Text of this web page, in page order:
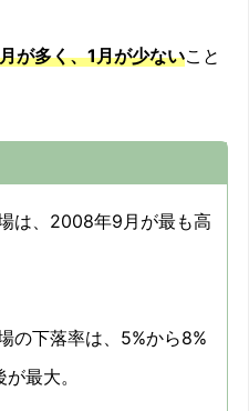
が多く、1月が少ないこと
は、2008年9月が最も高
の下落率は、5%から8%
最大。